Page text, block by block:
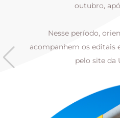
outubro,
Nesse período,
acompanhem os editais
pelo site da